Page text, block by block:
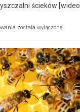
ścieków [wideo]
Ekologiczne
Wręczyca
Wielka
z
dofinansowaniem
ponad
15,6
mln
na
została wyłączona